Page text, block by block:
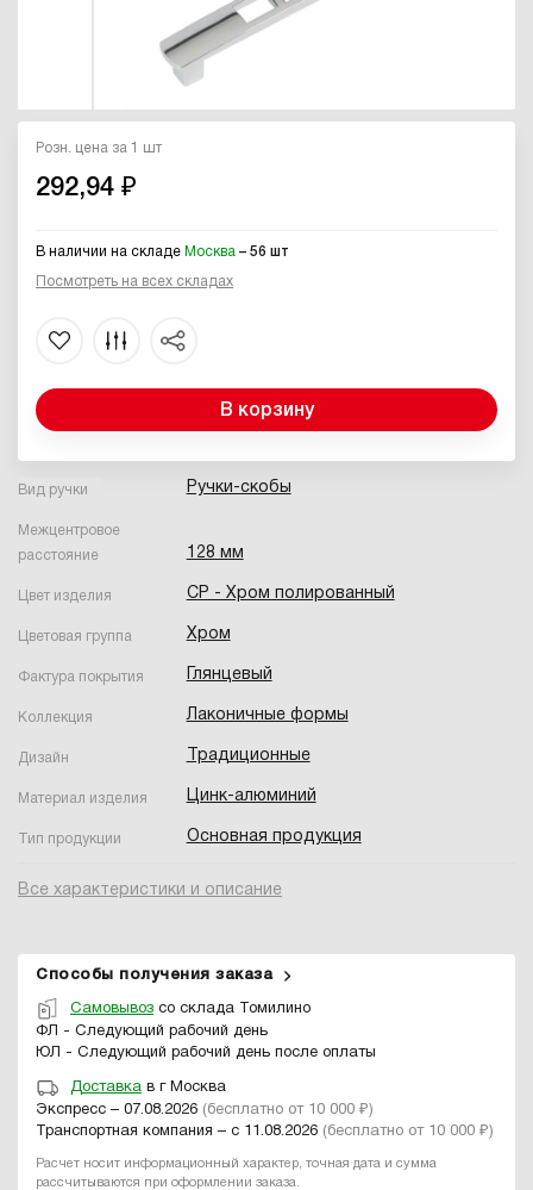
Вид ручки Ручки-скобы
Межцентровое
расстояние
128 мм
Цвет изделия CP - Хром полированный
Цветовая группа Хром
Фактура покрытия Глянцевый
Коллекция Лаконичные формы
Дизайн Традиционные
Материал изделия Цинк-алюминий
Тип продукции Основная продукция
Все характеристики и описание
Розн. цена за 1 шт
292,94 ₽
В наличии на складе Москва – 56 шт
Посмотреть на всех складах
В корзину
Способы получения заказа
Самовывоз со склада Томилино
ФЛ - Следующий рабочий день
ЮЛ - Следующий рабочий день после оплаты
Доставка в г Москва
Экспресс – 07.08.2026 (бесплатно от 10 000 ₽)
Транспортная компания – с 11.08.2026 (бесплатно от 10 000 ₽)
Расчет носит информационный характер, точная дата и сумма
рассчитываются при оформлении заказа.